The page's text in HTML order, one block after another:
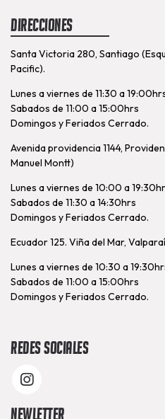
Direcciones
Santa Victoria 280, Santiago
Pacific).
Lunes a viernes de 11:30 a
Sabados de 11:00 a 15:00hrs
Domingos y Feriados Cerrado.
Avenida providencia 1144,
Manuel Montt)
Lunes a viernes de 10:00 a
Sabados de 11:30 a 14:30hrs
Domingos y Feriados Cerrado.
Ecuador 125. Viña del Mar,
Lunes a viernes de 10:30 a
Sabados de 11:00 a 15:00hrs
Domingos y Feriados Cerrado.
Redes Sociales
Newletter